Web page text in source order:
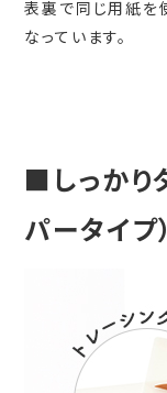
表裏で同じ用紙を
なっています。
■しっかり
パータイプ）